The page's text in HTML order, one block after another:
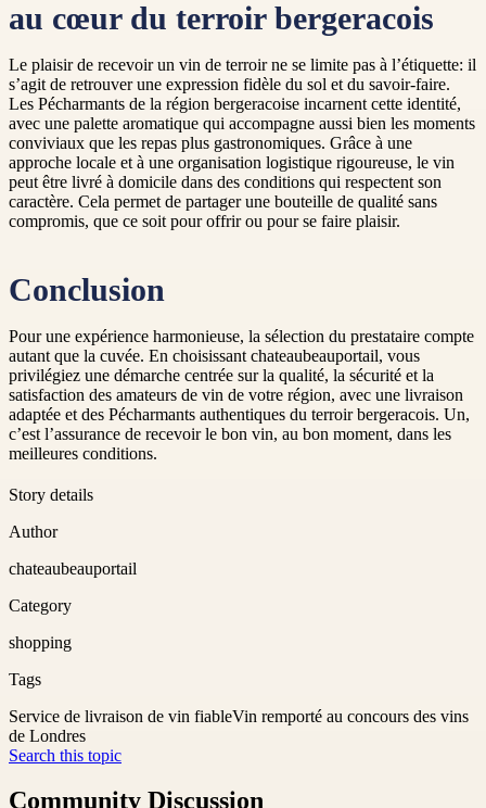
au cœur du terroir bergeracois
Le plaisir de recevoir un vin de terroir ne se limite pas à l’étiquette: il
s’agit de retrouver une expression fidèle du sol et du savoir-faire.
Les Pécharmants de la région bergeracoise incarnent cette identité,
avec une palette aromatique qui accompagne aussi bien les moments
conviviaux que les repas plus gastronomiques. Grâce à une
approche locale et à une organisation logistique rigoureuse, le vin
peut être livré à domicile dans des conditions qui respectent son
caractère. Cela permet de partager une bouteille de qualité sans
compromis, que ce soit pour offrir ou pour se faire plaisir.
Conclusion
Pour une expérience harmonieuse, la sélection du prestataire compte
autant que la cuvée. En choisissant chateaubeauportail, vous
privilégiez une démarche centrée sur la qualité, la sécurité et la
satisfaction des amateurs de vin de votre région, avec une livraison
adaptée et des Pécharmants authentiques du terroir bergeracois. Un,
c’est l’assurance de recevoir le bon vin, au bon moment, dans les
meilleures conditions.
Story details
Author
chateaubeauportail
Category
shopping
Tags
Service de livraison de vin fiableVin remporté au concours des vins
de Londres
Search this topic
Community Discussion